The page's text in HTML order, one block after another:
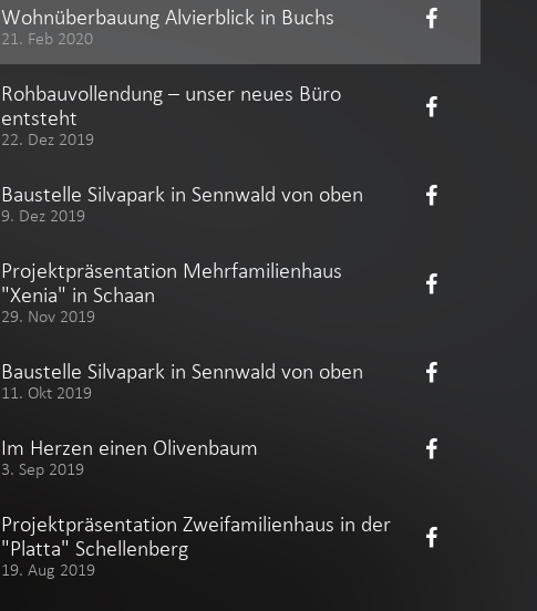
Wohnüberbauung Alvierblick in Buchs
21. Feb 2020
Rohbauvollendung – unser neues Büro
entsteht
22. Dez 2019
Baustelle Silvapark in Sennwald von oben
9. Dez 2019
Projektpräsentation Mehrfamilienhaus
"Xenia" in Schaan
29. Nov 2019
Baustelle Silvapark in Sennwald von oben
11. Okt 2019
Im Herzen einen Olivenbaum
3. Sep 2019
Projektpräsentation Zweifamilienhaus in der
"Platta" Schellenberg
19. Aug 2019